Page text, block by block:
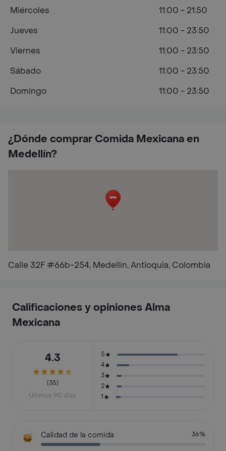
¿Dónde comprar Comida Mexicana en
Medellín?
Calle 32F #66b-254, Medellín, Antioquia, Colombia
Miércoles
11:00 - 21:50
Jueves
11:00 - 23:50
Viernes
11:00 - 23:50
Sábado
11:00 - 23:50
Domingo
11:00 - 23:50
Calificaciones y opiniones Alma
Mexicana
4.3
(35)
Últimos 90 días
5
4
3
2
1
Calidad de la comida 36%